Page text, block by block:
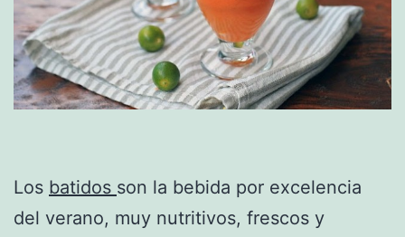
Los batidos son la bebida por excelencia
del verano, muy nutritivos, frescos y